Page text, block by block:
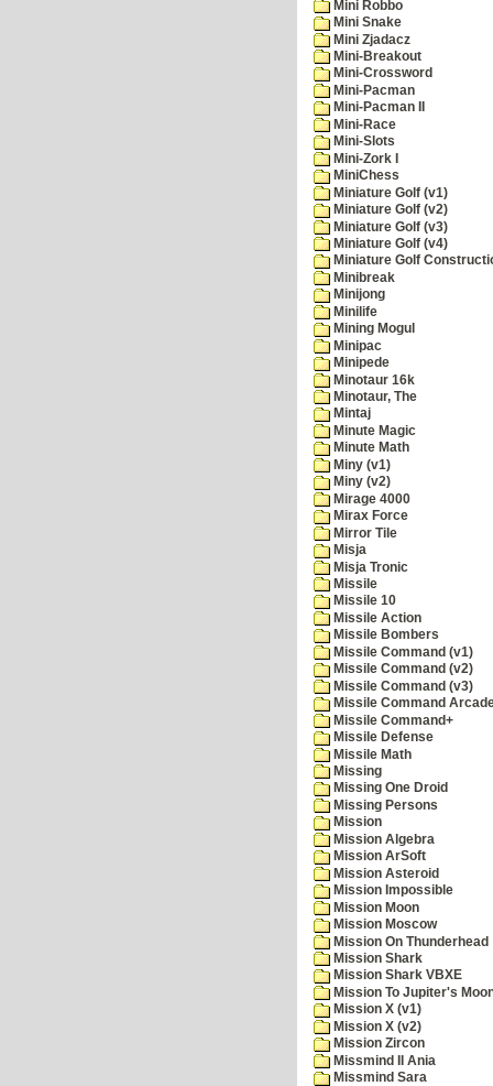
Mini Robbo
Mini Snake
Mini Zjadacz
Mini-Breakout
Mini-Crossword
Mini-Pacman
Mini-Pacman II
Mini-Race
Mini-Slots
Mini-Zork I
MiniChess
Miniature Golf (v1)
Miniature Golf (v2)
Miniature Golf (v3)
Miniature Golf (v4)
Miniature Golf
Minibreak
Minijong
Minilife
Mining Mogul
Minipac
Minipede
Minotaur 16k
Minotaur, The
Mintaj
Minute Magic
Minute Math
Miny (v1)
Miny (v2)
Mirage 4000
Mirax Force
Mirror Tile
Misja
Misja Tronic
Missile
Missile 10
Missile Action
Missile Bombers
Missile Command (v1)
Missile Command (v2)
Missile Command (v3)
Missile Command
Missile Command+
Missile Defense
Missile Math
Missing
Missing One Droid
Missing Persons
Mission
Mission Algebra
Mission ArSoft
Mission Asteroid
Mission Impossible
Mission Moon
Mission Moscow
Mission On Thunderhead
Mission Shark
Mission Shark VBXE
Mission To Jupiter's
Mission X (v1)
Mission X (v2)
Mission Zircon
Missmind II Ania
Missmind Sara